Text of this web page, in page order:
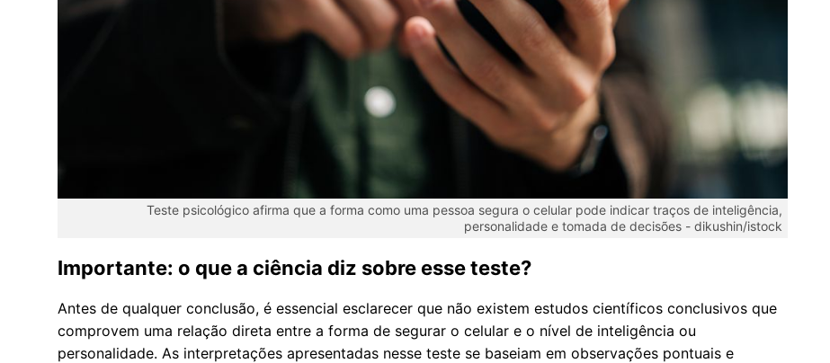
Teste psicológico afirma que a forma como uma pessoa segura o celular pode indicar traços de inteligência,
personalidade e tomada de decisões - dikushin/istock
Importante: o que a ciência diz sobre esse teste?
Antes de qualquer conclusão, é essencial esclarecer que não existem estudos científicos conclusivos que
comprovem uma relação direta entre a forma de segurar o celular e o nível de inteligência ou
personalidade. As interpretações apresentadas nesse teste se baseiam em observações pontuais e